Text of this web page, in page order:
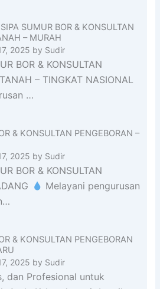
SUMUR BOR & KONSULTAN
– MURAH
2025 by Sudir
BOR & KONSULTAN
– TINGKAT NASIONAL
…
& KONSULTAN PENGEBORAN –
2025 by Sudir
BOR & KONSULTAN
Melayani pengurusan
& KONSULTAN PENGEBORAN
2025 by Sudir
dan Profesional untuk